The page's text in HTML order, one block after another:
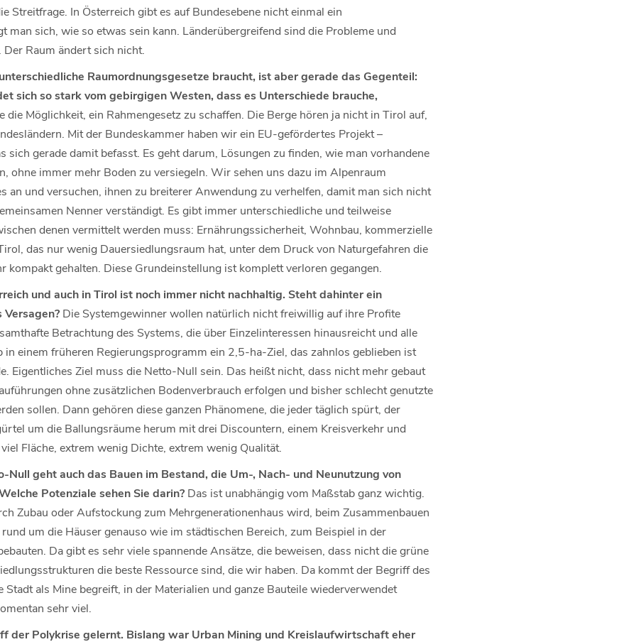
Streitfrage. In Österreich gibt es auf Bundesebene nicht einmal ein
man sich, wie so etwas sein kann. Länderübergreifend sind die Probleme und
Raum ändert sich nicht.
Raumordnungsgesetze braucht, ist aber gerade das Gegenteil:
sich so stark vom gebirgigen Westen, dass es Unterschiede brauche,
die Möglichkeit, ein Rahmengesetz zu schaffen. Die Berge hören ja nicht in Tirol auf,
Mit der Bundeskammer haben wir ein EU-gefördertes Projekt –
sich gerade damit befasst. Es geht darum, Lösungen zu finden, wie man vorhandene
ohne immer mehr Boden zu versiegeln. Wir sehen uns dazu im Alpenraum
an und versuchen, ihnen zu breiterer Anwendung zu verhelfen, damit man sich nicht
Nenner verständigt. Es gibt immer unterschiedliche und teilweise
denen vermittelt werden muss: Ernährungssicherheit, Wohnbau, kommerzielle
das nur wenig Dauersiedlungsraum hat, unter dem Druck von Naturgefahren die
kompakt gehalten. Diese Grundeinstellung ist komplett verloren gegangen.
und auch in Tirol ist noch immer nicht nachhaltig. Steht dahinter ein
Die Systemgewinner wollen natürlich nicht freiwillig auf ihre Profite
Betrachtung des Systems, die über Einzelinteressen hinausreicht und alle
in einem früheren Regierungsprogramm ein 2,5-ha-Ziel, das zahnlos geblieben ist
Eigentliches Ziel muss die Netto-Null sein. Das heißt nicht, dass nicht mehr gebaut
ohne zusätzlichen Bodenverbrauch erfolgen und bisher schlecht genutzte
sollen. Dann gehören diese ganzen Phänomene, die jeder täglich spürt, der
um die Ballungsräume herum mit drei Discountern, einem Kreisverkehr und
Fläche, extrem wenig Dichte, extrem wenig Qualität.
geht auch das Bauen im Bestand, die Um-, Nach- und Neunutzung von
Potenziale sehen Sie darin? Das ist unabhängig vom Maßstab ganz wichtig.
Zubau oder Aufstockung zum Mehrgenerationenhaus wird, beim Zusammenbauen
um die Häuser genauso wie im städtischen Bereich, zum Beispiel in der
Da gibt es sehr viele spannende Ansätze, die beweisen, dass nicht die grüne
die beste Ressource sind, die wir haben. Da kommt der Begriff des
Stadt als Mine begreift, in der Materialien und ganze Bauteile wiederverwendet
sehr viel.
der Polykrise gelernt. Bislang war Urban Mining und Kreislaufwirtschaft eher